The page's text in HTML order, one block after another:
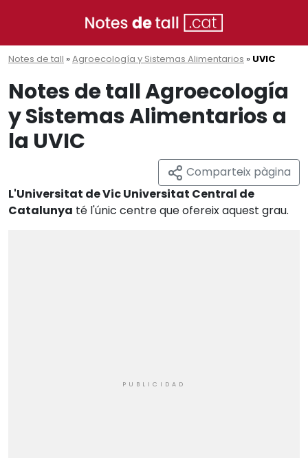
Notes de tall »Agroecología y Sistemas Alimentarios » UVIC
Notes de tall Agroecología
y Sistemas Alimentarios a
la UVIC
Comparteix pàgina
L'Universitat de Vic Universitat Central de
Catalunya té l'únic centre que ofereix aquest grau.